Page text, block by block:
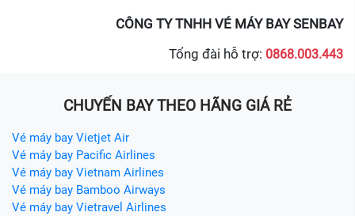
CÔNG TY TNHH VÉ MÁY BAY SENBAY
Tổng đài hỗ trợ: 0868.003.443
CHUYẾN BAY THEO HÃNG GIÁ RẺ
Vé máy bay Vietjet Air
Vé máy bay Pacific Airlines
Vé máy bay Vietnam Airlines
Vé máy bay Bamboo Airways
Vé máy bay Vietravel Airlines